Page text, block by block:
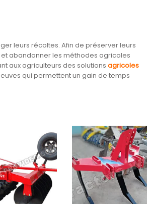
leurs récoltes. Afin de préserver leurs
abandonner les méthodes agricoles
aux agriculteurs des solutions agricoles
qui permettent un gain de temps